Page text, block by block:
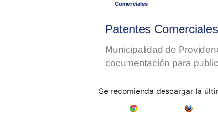
Comerciales
Patentes Comerciales
Municipalidad de
documentación para
Se recomienda descargar la